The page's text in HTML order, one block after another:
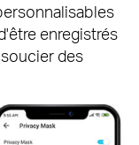
enregistrés
des